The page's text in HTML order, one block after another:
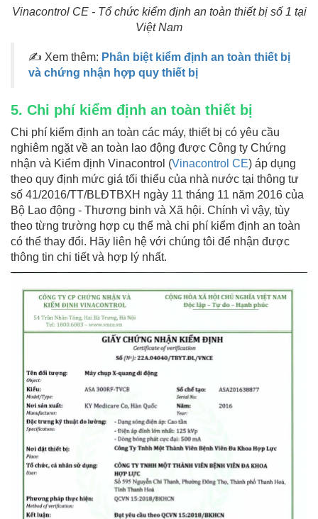
Vinacontrol CE - Tổ chức kiểm định an toàn thiết bị số 1 tại
Việt Nam
✍ Xem thêm: Phân biệt kiểm định an toàn thiết bị
và chứng nhận hợp quy thiết bị
5. Chi phí kiểm định an toàn thiết bị
Chi phí kiểm định an toàn các máy, thiết bị có yêu cầu
nghiêm ngặt về an toàn lao động được Công ty Chứng
nhận và Kiểm định Vinacontrol (Vinacontrol CE) áp dụng
theo quy định mức giá tối thiểu của nhà nước tại thông tư
số 41/2016/TT/BLĐTBXH ngày 11 tháng 11 năm 2016 của
Bộ Lao động - Thương binh và Xã hội. Chính vì vậy, tùy
theo từng trường hợp cụ thể mà chi phí kiểm định an toàn
có thể thay đổi. Hãy liên hệ với chúng tôi để nhận được
thông tin chi tiết và hợp lý nhất.